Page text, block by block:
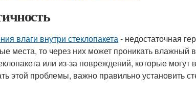
влаги внутри стеклопакета- недостаточная
места, то через них может проникать влажный
или из-за повреждений, которые могут
этой проблемы, важно правильно установить